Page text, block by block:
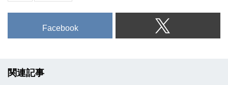
Facebook
関連記事